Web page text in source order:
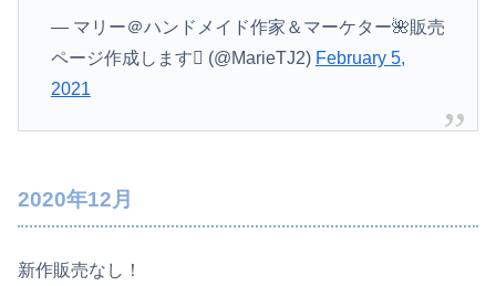
— マリー＠ハンドメイド作家＆マーケター🌺販売
ページ作成します (@MarieTJ2) February 5,
2021
2020年12月
新作販売なし！